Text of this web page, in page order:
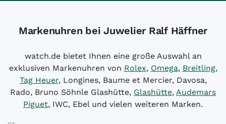
Markenuhren bei Juwelier Ralf Häffner
watch.de bietet Ihnen eine große Auswahl an
exklusiven Markenuhren von Rolex, Omega, Breitling,
Tag Heuer, Longines, Baume et Mercier, Davosa,
Rado, Bruno Söhnle Glashütte, Glashütte, Audemars
Piguet, IWC, Ebel und vielen weiteren Marken.